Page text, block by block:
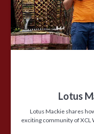
Lotus
Lotus Mackie shares
exciting community of XCL